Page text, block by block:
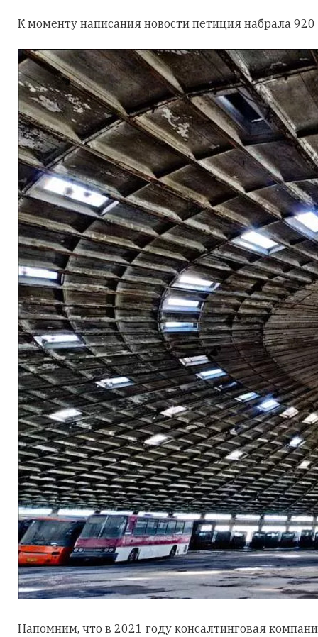
К моменту написания новости петиция набрала
Напомним, что в 2021 году консалтинговая